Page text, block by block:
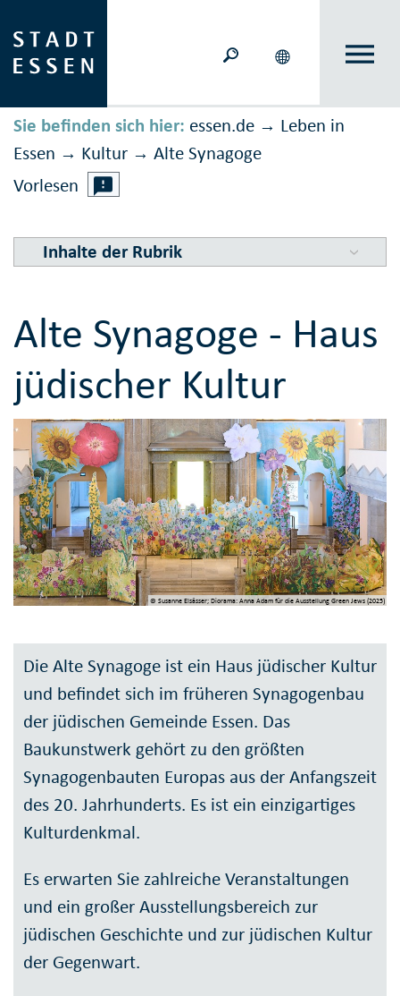
Sie befinden sich hier: essen.de → Leben in
Essen → Kultur → Alte Synagoge
Vorlesen
Inhalte der Rubrik
Alte Synagoge - Haus
jüdischer Kultur
© Susanne Elsässer; Diorama: Anna Adam für die Ausstellung Green Jews (2025)
Die Alte Synagoge ist ein Haus jüdischer Kultur
und befindet sich im früheren Synagogenbau
der jüdischen Gemeinde Essen. Das
Baukunstwerk gehört zu den größten
Synagogenbauten Europas aus der Anfangszeit
des 20. Jahrhunderts. Es ist ein einzigartiges
Kulturdenkmal.
Es erwarten Sie zahlreiche Veranstaltungen
und ein großer Ausstellungsbereich zur
jüdischen Geschichte und zur jüdischen Kultur
der Gegenwart.